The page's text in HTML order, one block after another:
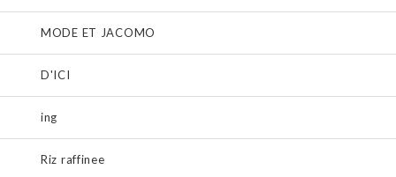
MODE ET JACOMO
D'ICI
ing
Riz raffinee